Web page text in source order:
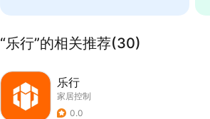
“乐行”的相关推荐(30)
乐行
家居控制
0.0